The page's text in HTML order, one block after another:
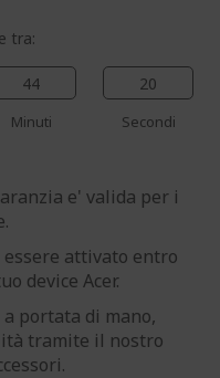
tra:
44
Minuti
19
Secondi
e' valida per i
essere attivato entro
device Acer.
portata di mano,
tramite il nostro